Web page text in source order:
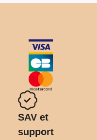
SAV et
support